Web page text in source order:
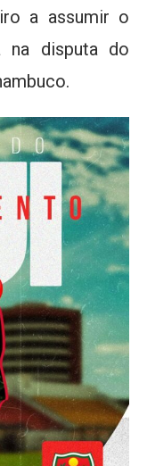
a assumir o
na disputa do